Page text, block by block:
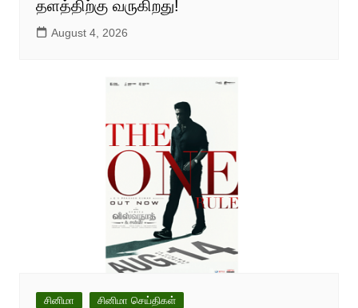
தளத்திற்கு வருகிறது!
August 4, 2026
சினிமா சினிமா செய்திகள்